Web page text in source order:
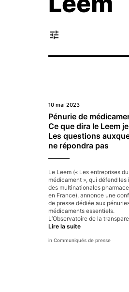
tune
10 mai 2023
Pénurie de
Ce que dira le Leem
Les questions
ne répondra pas
Le Leem (« Les entreprises du
médicament », qui défend les
des multinationales
en France), annonce une
de presse dédiée aux
médicaments essentiels.
L’Observatoire de la
Lire la suitePénurie
médicaments
Communiqués de presse